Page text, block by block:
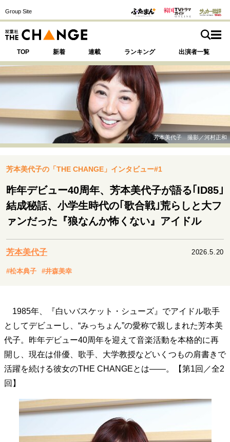
Group Site
TOP 新着 連載 ランキング 出演者一覧
SPECIAL 注目の記事テーマで探す
運命を変えた出会い 決断の裏側
挫折からの再起
表現者の葛藤
人生が動いた日 10代の挫折と原点
セカンドキャリアの描き方
夢を掴む選択
経営・ビジネス
トップが描く未来
マインドセット
重圧との向き合い方 一流のルーティン
20代の現在地
忘れられない言葉
芳本美代子 撮影／河村正和
芳本美代子の「THE CHANGE」インタビュー#1
昨年デビュー40周年、芳本美代子が語る｢ID85｣
結成秘話、小学生時代の｢歌合戦｣荒らしと大フ
ァンだった『狼なんか怖くない』アイドル
芳本美代子 2026.5.20
#松本典子 #井森美幸
1985年、『白いバスケット・シューズ』でアイドル歌手
としてデビューし、“みっちょん”の愛称で親しまれた芳本美
代子。昨年デビュー40周年を迎えて音楽活動を本格的に再
開し、現在は俳優、歌手、大学教授などいくつもの肩書きで
活躍を続ける彼女のTHE CHANGEとは――。【第1回／全2
回】